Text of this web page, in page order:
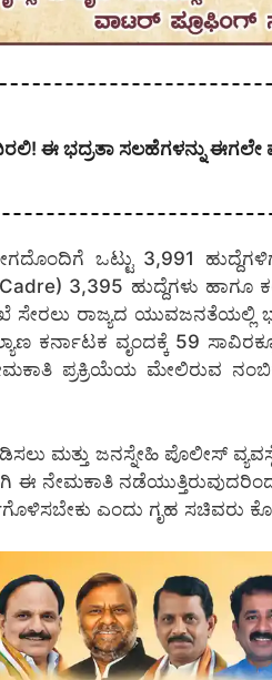
ಈ ಭದ್ರತಾ ಸಲಹೆಗಳನ್ನು ಈಗಲೇ
ಒಟ್ಟು 3,991
3,395 ಹುದ್ದೆಗಳು ಹಾಗೂ
ಸೇರಲು ರಾಜ್ಯದ ಯುವಜನತೆಯಲ್ಲಿ
ಕರ್ನಾಟಕ ವೃಂದಕ್ಕೆ 59
ಪ್ರಕ್ರಿಯೆಯ ಮೇಲಿರುವ
ಮತ್ತು ಜನಸ್ನೇಹಿ ಪೊಲೀಸ್
ಈ ನೇಮಕಾತಿ
ಎಂದು ಗೃಹ ಸಚಿವರು